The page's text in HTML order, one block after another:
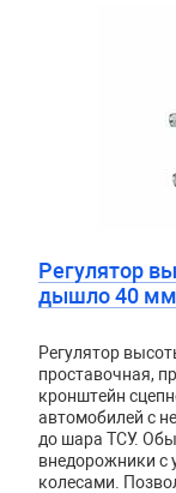
Регулятор
дышло 40 мм
Регулятор
проставочная,
кронштейн
автомобилей с
до шара ТСУ.
внедорожники с
колесами.